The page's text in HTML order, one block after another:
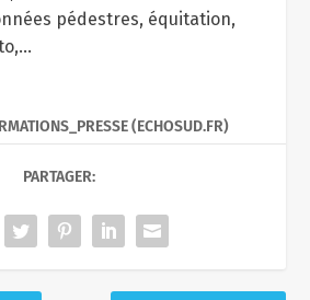
pédestres, équitation,
(ECHOSUD.FR)
PARTAGER: